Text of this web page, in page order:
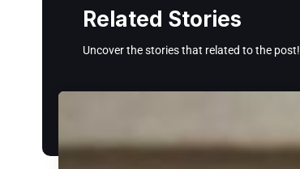
Related Stories
Uncover the stories that related to the post!